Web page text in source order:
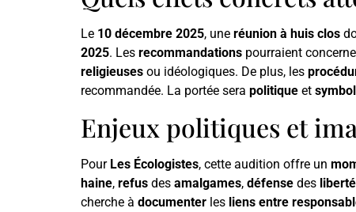
Le 10 décembre 2025, une réunion à huis clos
2025. Les recommandations pourraient
religieuses ou idéologiques. De plus, les
recommandée. La portée sera politique et
Enjeux politiques et
Pour Les Écologistes, cette audition offre un
haine, refus des amalgames, défense des
cherche à documenter les liens entre